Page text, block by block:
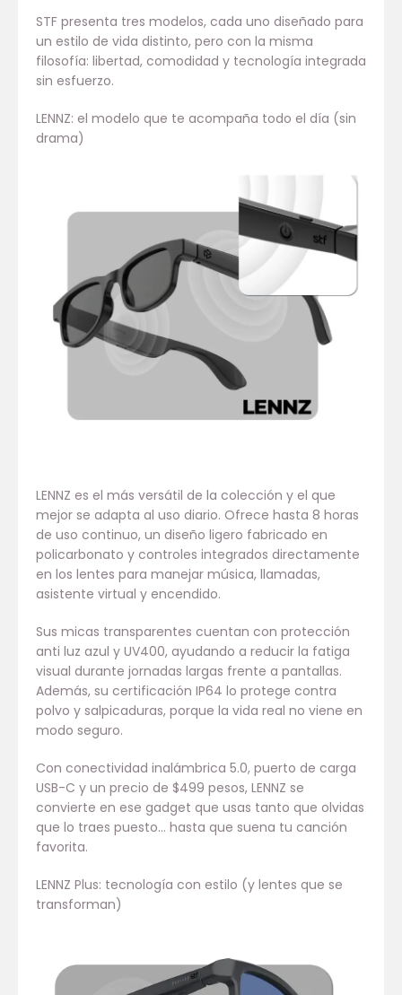
STF presenta tres modelos, cada uno diseñado para
un estilo de vida distinto, pero con la misma
filosofía: libertad, comodidad y tecnología integrada
sin esfuerzo.
LENNZ: el modelo que te acompaña todo el día (sin
drama)
LENNZ es el más versátil de la colección y el que
mejor se adapta al uso diario. Ofrece hasta 8 horas
de uso continuo, un diseño ligero fabricado en
policarbonato y controles integrados directamente
en los lentes para manejar música, llamadas,
asistente virtual y encendido.
Sus micas transparentes cuentan con protección
anti luz azul y UV400, ayudando a reducir la fatiga
visual durante jornadas largas frente a pantallas.
Además, su certificación IP64 lo protege contra
polvo y salpicaduras, porque la vida real no viene en
modo seguro.
Con conectividad inalámbrica 5.0, puerto de carga
USB-C y un precio de $499 pesos, LENNZ se
convierte en ese gadget que usas tanto que olvidas
que lo traes puesto… hasta que suena tu canción
favorita.
LENNZ Plus: tecnología con estilo (y lentes que se
transforman)